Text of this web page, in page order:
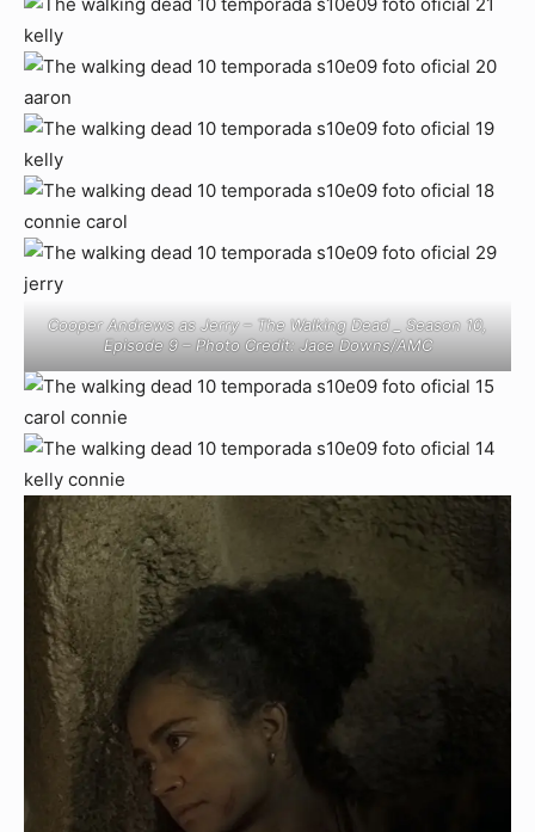
Cooper Andrews as Jerry – The Walking Dead _ Season 10,
Episode 9 – Photo Credit: Jace Downs/AMC